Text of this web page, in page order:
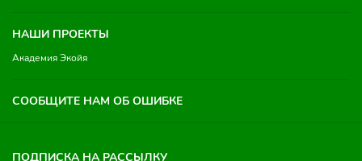
НАШИ ПРОЕКТЫ
Академия Экойя
СООБЩИТЕ НАМ ОБ ОШИБКЕ
ПОДПИСКА НА РАССЫЛКУ